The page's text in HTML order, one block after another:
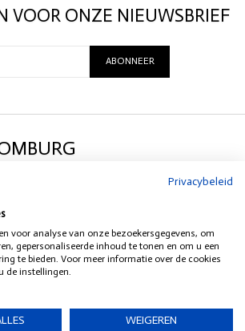
as possible, and never using the dryer.
VOOR ONZE NIEUWSBRIEF
ABONNEER
Privacybeleid
voor analyse van onze bezoekersgegevens, om
gepersonaliseerde inhoud te tonen en om u een
te bieden. Voor meer informatie over de cookies
de instellingen.
WEIGEREN